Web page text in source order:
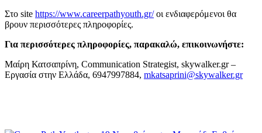
Στο site https://www.careerpathyouth.gr/οι ενδιαφερόμενοι θα
βρουν περισσότερες πληροφορίες.
Για περισσότερες πληροφορίες, παρακαλώ, επικοινωνήστε:
Μαίρη Κατσαπρίνη, Communication Strategist, skywalker.gr –
Εργασία στην Ελλάδα, 6947997884, mkatsaprini@skywalker.gr